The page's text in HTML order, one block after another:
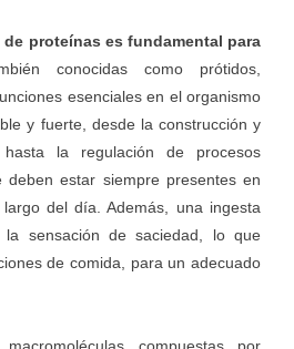
proteínas es fundamental para
conocidas como prótidos,
esenciales en el organismo
y fuerte, desde la construcción y
la regulación de procesos
deben estar siempre presentes en
del día. Además, una ingesta
la sensación de saciedad, lo que
de comida, para un adecuado